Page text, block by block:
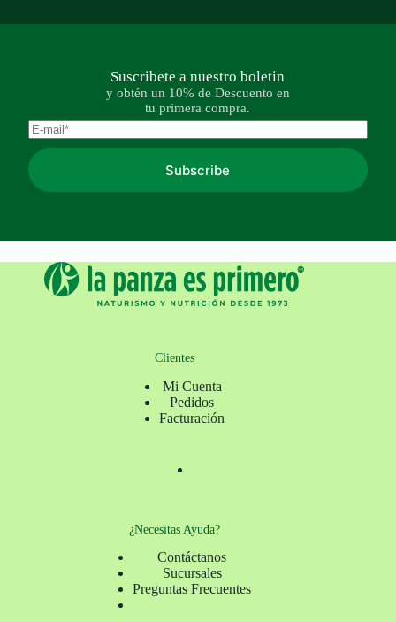
Suscribete a nuestro boletin
y obtén un 10% de Descuento en
tu primera compra.
Subscribe
Clientes
Mi Cuenta
Pedidos
Facturación
¿Necesitas Ayuda?
Contáctanos
Sucursales
Preguntas Frecuentes